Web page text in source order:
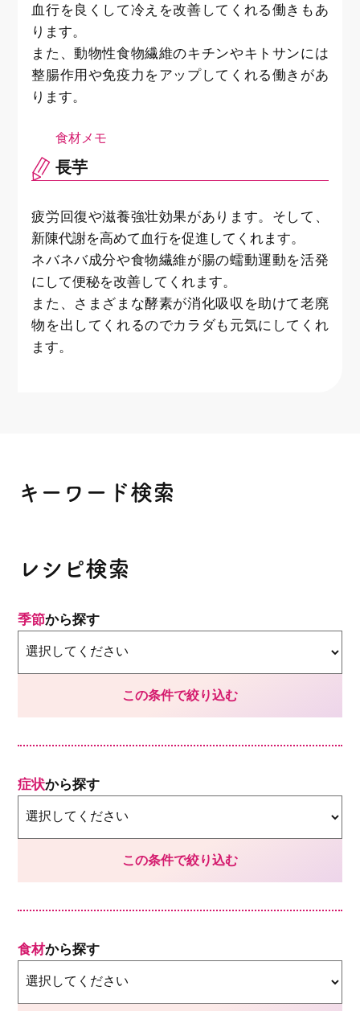
血行を良くして冷えを改善してくれる働きもあ
ります。
また、動物性食物繊維のキチンやキトサンには
整腸作用や免疫力をアップしてくれる働きがあ
ります。
長芋
疲労回復や滋養強壮効果があります。そして、
新陳代謝を高めて血行を促進してくれます。
ネバネバ成分や食物繊維が腸の蠕動運動を活発
にして便秘を改善してくれます。
また、さまざまな酵素が消化吸収を助けて老廃
物を出してくれるのでカラダも元気にしてくれ
ます。
キーワード検索
レシピ検索
季節から探す
症状から探す
食材から探す